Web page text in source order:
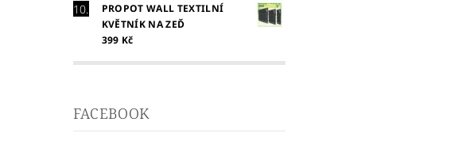
PROPOT WALL TEXTILNÍ
KVĚTNÍK NA ZEĎ
399 Kč
FACEBOOK